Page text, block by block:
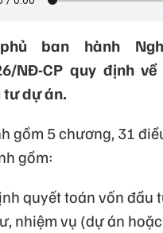
ban hành
NĐ-CP quy định
dự án.
gồm 5 chương, 31
gồm:
quyết toán vốn đầu
nhiệm vụ (dự án